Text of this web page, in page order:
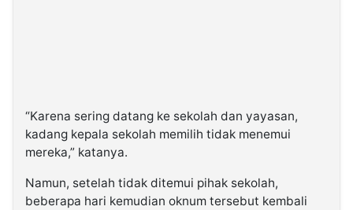
“Karena sering datang ke sekolah dan yayasan,
kadang kepala sekolah memilih tidak menemui
mereka,” katanya.
Namun, setelah tidak ditemui pihak sekolah,
beberapa hari kemudian oknum tersebut kembali